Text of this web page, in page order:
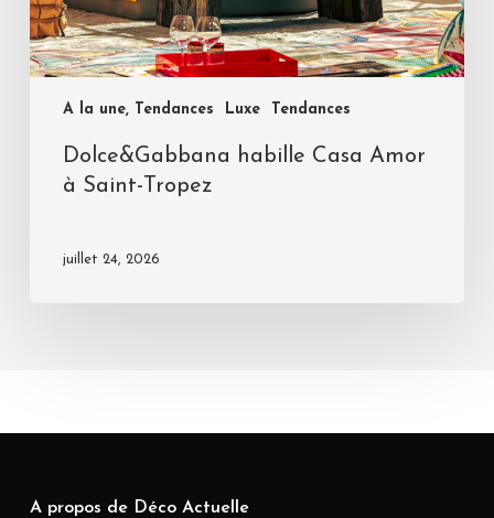
A la une, Tendances Luxe Tendances
Dolce&Gabbana habille Casa Amor
à Saint-Tropez
juillet 24, 2026
A propos de Déco Actuelle